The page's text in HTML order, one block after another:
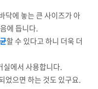
닥에 놓는 큰 사이즈가 아
에 듭니다.
할 수 있다고 하니 더욱 더
실에서 사용합니다.
었으면 하는 것도 있구요.